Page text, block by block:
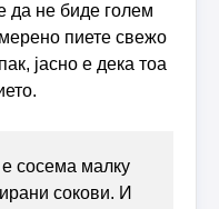
да не биде голем
пиете свежо
јасно е дека тоа
сосема малку
сокови. И